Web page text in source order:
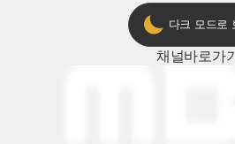
다크 모드로
채널바로가기